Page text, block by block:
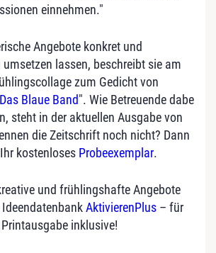
einnehmen."
Angebote konkret und
lassen, beschreibt sie am
zum Gedicht von
Das Blaue Band". Wie Betreuende dabe
steht in der aktuellen Ausgabe von
die Zeitschrift noch nicht? Dann
kostenloses Probeexemplar.
und frühlingshafte Angebote
AktivierenPlus – für
inklusive!